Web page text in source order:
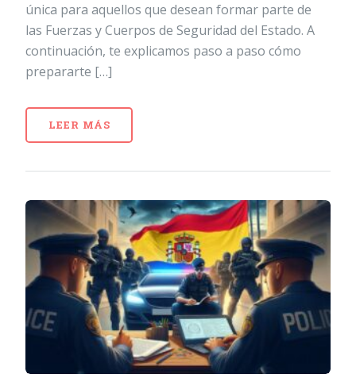
única para aquellos que desean formar parte de
las Fuerzas y Cuerpos de Seguridad del Estado. A
continuación, te explicamos paso a paso cómo
prepararte […]
LEER MÁS